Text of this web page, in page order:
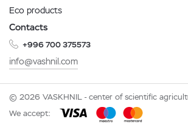
Eco products
Contacts
+996 700 375573
info@vashnil.com
© 2026 VASKHNIL - center of scientific
We accept: